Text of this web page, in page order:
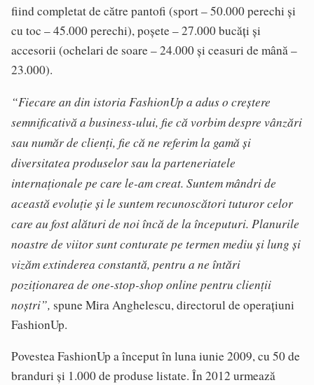
fiind completat de către pantofi (sport – 50.000 perechi și
cu toc – 45.000 perechi), poșete – 27.000 bucăți și
accesorii (ochelari de soare – 24.000 și ceasuri de mână –
23.000).
“Fiecare an din istoria FashionUp a adus o creștere
semnificativă a business-ului, fie că vorbim despre vânzări
sau număr de clienți, fie că ne referim la gamă și
diversitatea produselor sau la parteneriatele
internaționale pe care le-am creat. Suntem mândri de
această evoluție și le suntem recunoscători tuturor celor
care au fost alături de noi încă de la începuturi. Planurile
noastre de viitor sunt conturate pe termen mediu și lung și
vizăm extinderea constantă, pentru a ne întări
poziționarea de one-stop-shop online pentru clienții
noștri”, spune Mira Anghelescu, directorul de operațiuni
FashionUp.
Povestea FashionUp a început în luna iunie 2009, cu 50 de
branduri și 1.000 de produse listate. În 2012 urmează